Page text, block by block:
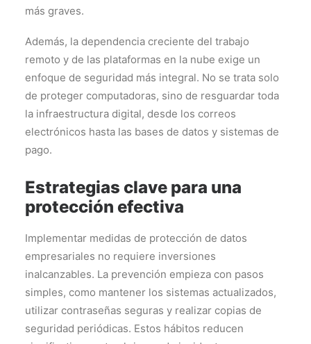
más graves.
Además, la dependencia creciente del trabajo
remoto y de las plataformas en la nube exige un
enfoque de seguridad más integral. No se trata solo
de proteger computadoras, sino de resguardar toda
la infraestructura digital, desde los correos
electrónicos hasta las bases de datos y sistemas de
pago.
Estrategias clave para una
protección efectiva
Implementar medidas de protección de datos
empresariales no requiere inversiones
inalcanzables. La prevención empieza con pasos
simples, como mantener los sistemas actualizados,
utilizar contraseñas seguras y realizar copias de
seguridad periódicas. Estos hábitos reducen